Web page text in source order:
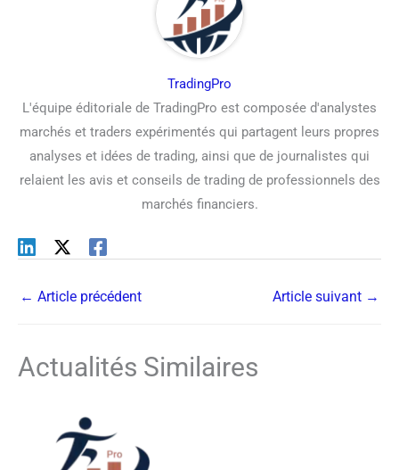
TradingPro
L'équipe éditoriale de TradingPro est composée d'analystes
marchés et traders expérimentés qui partagent leurs propres
analyses et idées de trading, ainsi que de journalistes qui
relaient les avis et conseils de trading de professionnels des
marchés financiers.
← Article précédent Article suivant →
Actualités Similaires